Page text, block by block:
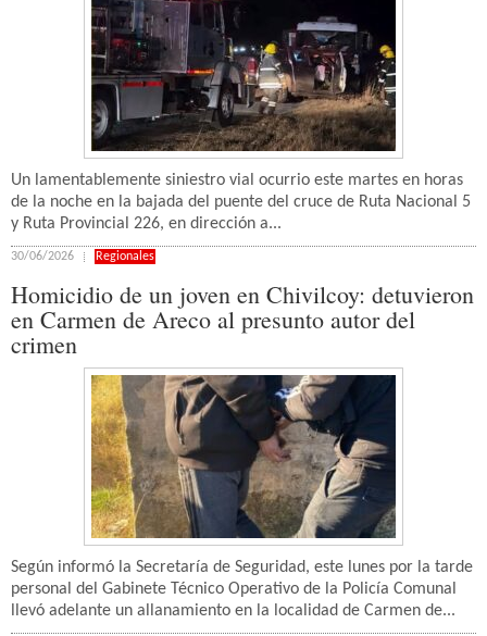
Un lamentablemente siniestro vial ocurrio este martes en horas
de la noche en la bajada del puente del cruce de Ruta Nacional 5
y Ruta Provincial 226, en dirección a...
30/06/2026 Regionales
Homicidio de un joven en Chivilcoy: detuvieron
en Carmen de Areco al presunto autor del
crimen
Según informó la Secretaría de Seguridad, este lunes por la tarde
personal del Gabinete Técnico Operativo de la Policía Comunal
llevó adelante un allanamiento en la localidad de Carmen de...